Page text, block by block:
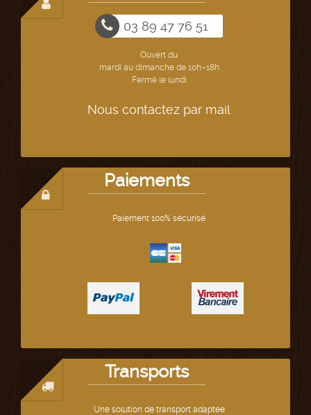
03 89 47 76 51
Ouvert du
mardi au dimanche de 10h–18h
Fermé le lundi
Nous contactez par mail
Paiements
Paiement 100% sécurisé
Transports
Une solution de transport adaptée